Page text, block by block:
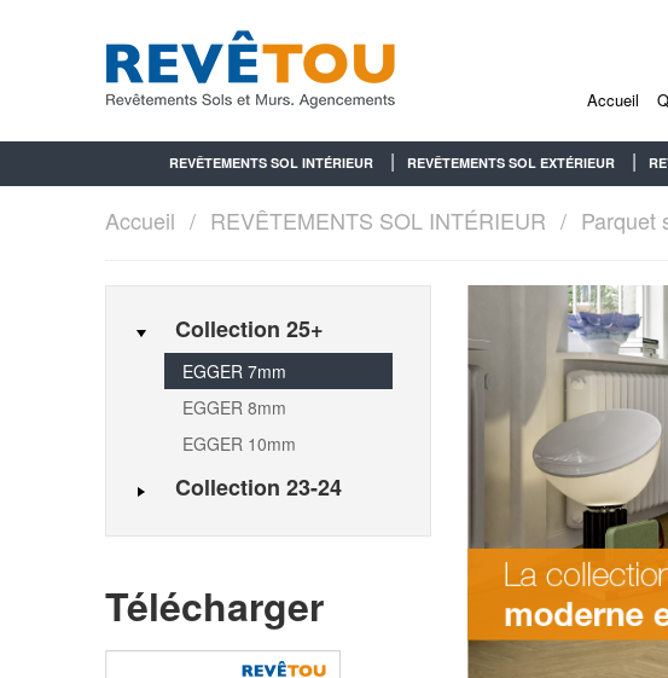
Accueil
REVÊTEMENTS SOL INTÉRIEUR REVÊTEMENTS SOL EXTÉRIEUR
Accueil REVÊTEMENTS SOL INTÉRIEUR Parquet
Collection 25+
EGGER 7mm
EGGER 8mm
EGGER 10mm
Collection 23-24
Télécharger